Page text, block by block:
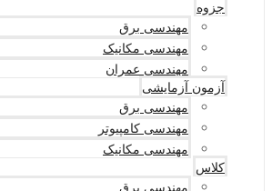
جزوه
مهندسی برق
مهندسی مکانیک
مهندسی عمران
آزمون آزمایشی
مهندسی برق
مهندسی کامپیوتر
مهندسی مکانیک
کلاس
مهندسی برق